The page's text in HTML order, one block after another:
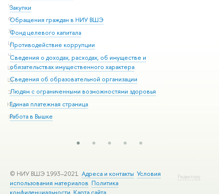
У
Ф
Х
Ц
Ч
Ш
Щ
Э
Ю
Я
Закупки
Обращения граждан в НИУ ВШЭ
Фонд целевого капитала
Противодействие коррупции
Сведения о доходах, расходах, об имуществе и
обязательствах имущественного характера
Сведения об образовательной организации
Людям с ограниченными возможностями здоровья
Единая платежная страница
Работа в Вышке
Редактору
© НИУ ВШЭ 1993–2021 Адреса и контакты Условия
использования материалов Политика
конфиденциальности Карта сайта